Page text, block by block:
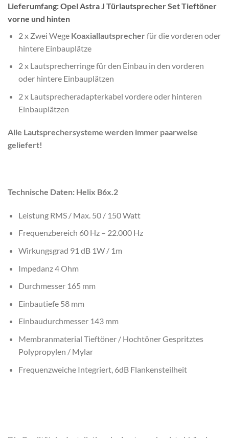
Lieferumfang: Opel Astra J Türlautsprecher Set Tieftöner
vorne und hinten
2 x Zwei Wege Koaxiallautsprecher für die vorderen oder
hintere Einbauplätze
2 x Lautsprecherringe für den Einbau in den vorderen
oder hintere Einbauplätzen
2 x Lautsprecheradapterkabel vordere oder hinteren
Einbauplätzen
Alle Lautsprechersysteme werden immer paarweise
geliefert!
Technische Daten: Helix B6x.2
Leistung RMS / Max. 50 / 150 Watt
Frequenzbereich 60 Hz – 22.000 Hz
Wirkungsgrad 91 dB 1W / 1m
Impedanz 4 Ohm
Durchmesser 165 mm
Einbautiefe 58 mm
Einbaudurchmesser 143 mm
Membranmaterial Tieftöner / Hochtöner Gespritztes
Polypropylen / Mylar
Frequenzweiche Integriert, 6dB Flankensteilheit